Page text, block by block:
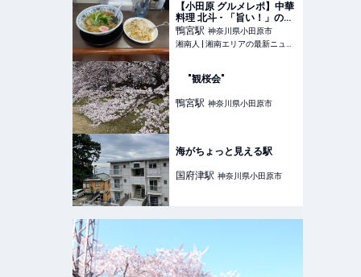
【小田原 グルメレポ】中華
料理 北斗 - 「旨い！」の一
言がぴったりな老舗中華料
理店 | 湘南人
鴨宮駅 神奈川県小田原市
湘南人 | 湘南エリアの最新ニュース・グルメ・イベント穴場情報満載！
"観桜会"
鴨宮駅 神奈川県小田原市
海がちょっと見える駅
国府津駅 神奈川県小田原市